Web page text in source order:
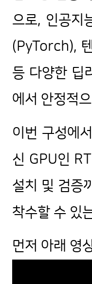
으로, 인공지
(PyTorch),
등 다양한 딥
에서 안정적
이번 구성에
신 GPU인
설치 및 검증
착수할 수 있
먼저 아래 영